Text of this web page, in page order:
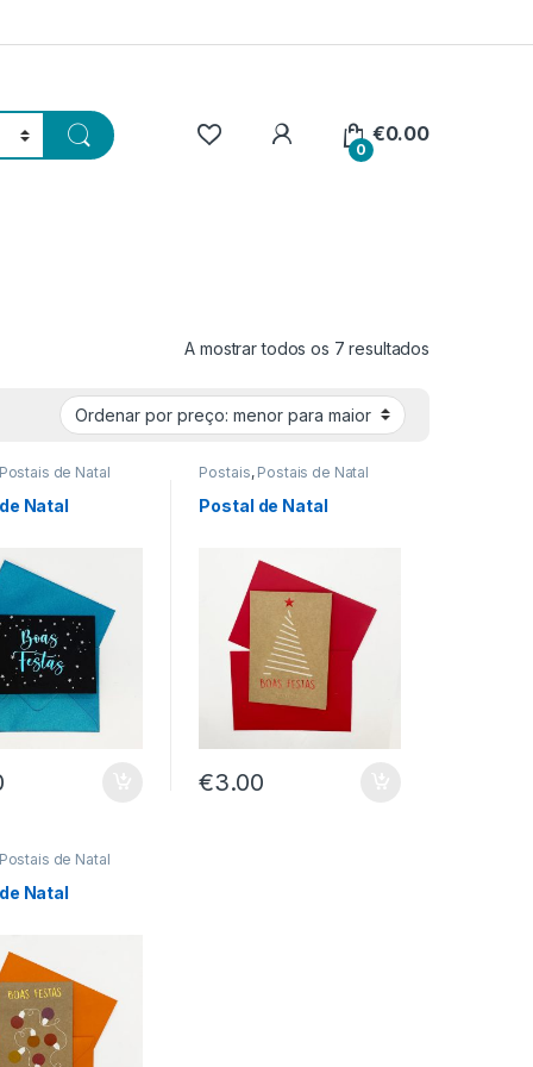
0
€0.00
A mostrar todos os 7 resultados
de Natal
Natal
Postais, Postais de Natal
Postal de Natal
€3.00
de Natal
Natal